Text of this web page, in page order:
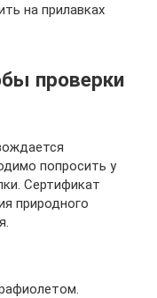
на прилавках
проверки
попросить у
Сертификат
природного